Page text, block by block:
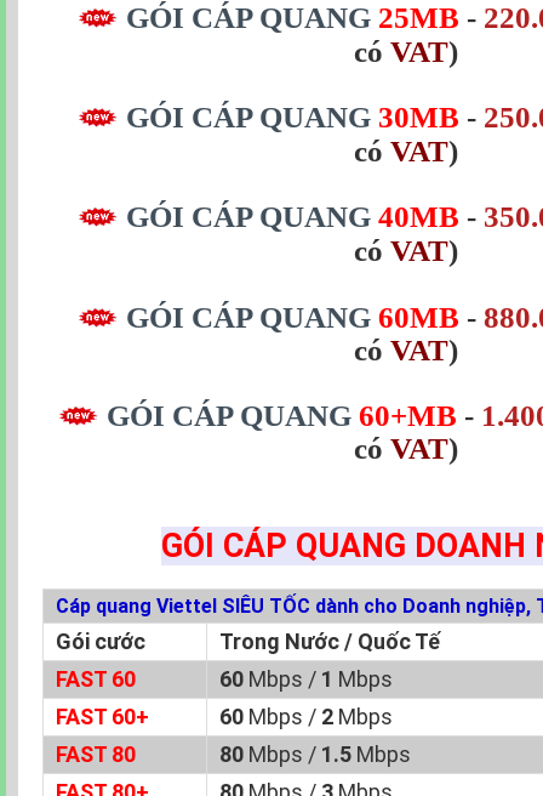
GÓI CÁP QUANG 25MB -
có VAT)
GÓI CÁP QUANG 30MB -
có VAT)
GÓI CÁP QUANG 40MB -
có VAT)
GÓI CÁP QUANG 60MB -
có VAT)
GÓI CÁP QUANG 60+MB -
có VAT)
GÓI CÁP QUANG DOANH
Cáp quang Viettel SIÊU TỐC dành cho Doanh nghiệp,
Gói cước
Trong Nước / Quốc Tế
FAST 60
60 Mbps / 1 Mbps
FAST 60+
60 Mbps / 2 Mbps
FAST 80
80 Mbps / 1.5 Mbps